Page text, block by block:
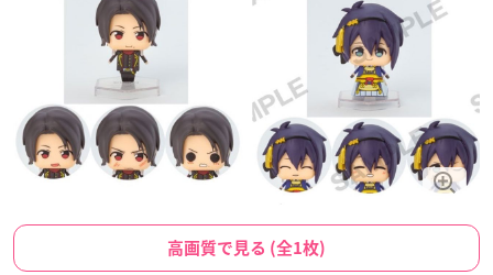
高画質で見る (全1枚)